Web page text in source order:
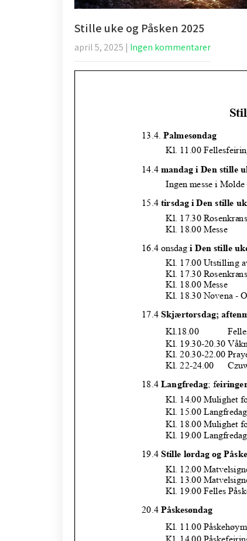
Stille uke og Påsken 2025
april 5, 2025 | Ingen kommentarer